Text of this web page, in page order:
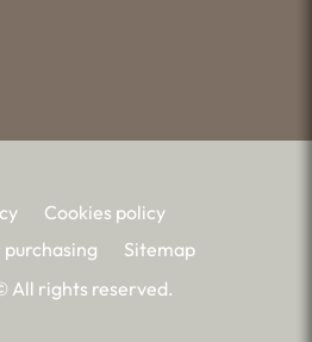
Cookies policy
Sitemap
All rights reserved.